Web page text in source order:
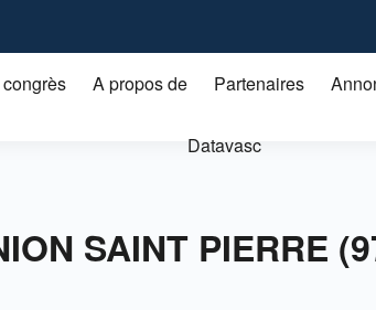
A propos de Partenaires
Datavasc
SAINT PIERRE